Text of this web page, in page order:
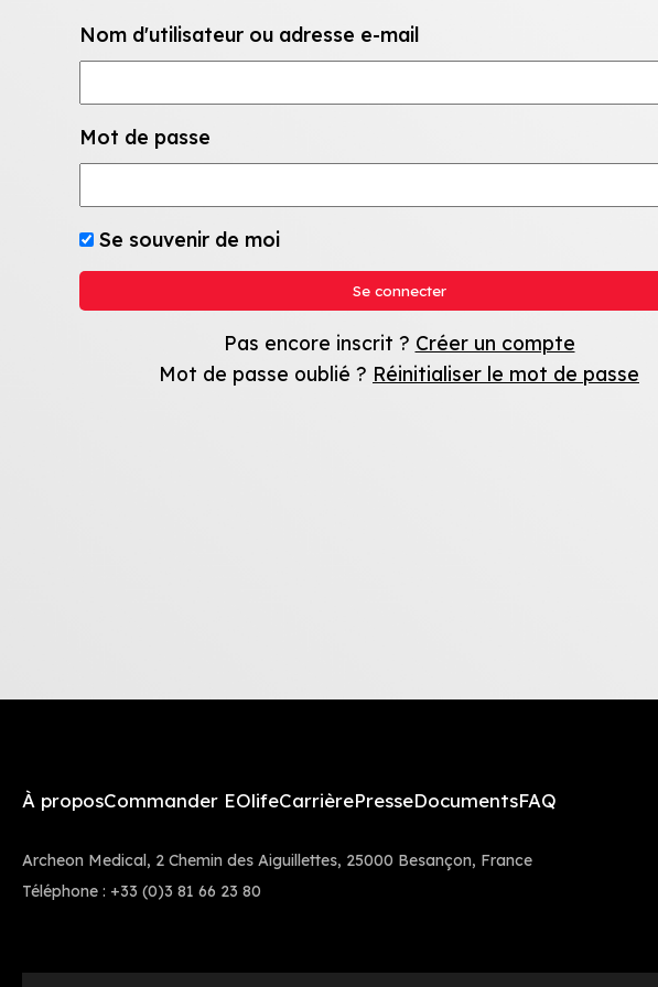
Nom d'utilisateur ou adresse e-mail
Mot de passe
Se souvenir de moi
Pas encore inscrit ? Créer un compte
Mot de passe oublié ? Réinitialiser le mot de passe
À proposCommander EOlifeCarrièrePresseDocumentsFAQ
Archeon Medical, 2 Chemin des Aiguillettes, 25000 Besançon, France
Téléphone : +33 (0)3 81 66 23 80